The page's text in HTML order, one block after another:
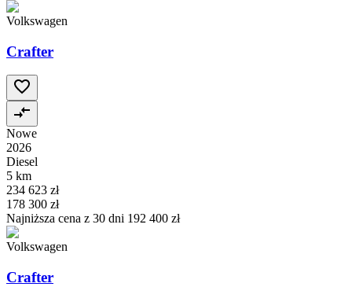
Volkswagen
Crafter
Nowe
2026
Diesel
5 km
234 623 zł
178 300 zł
Najniższa cena z 30 dni 192 400 zł
Volkswagen
Crafter